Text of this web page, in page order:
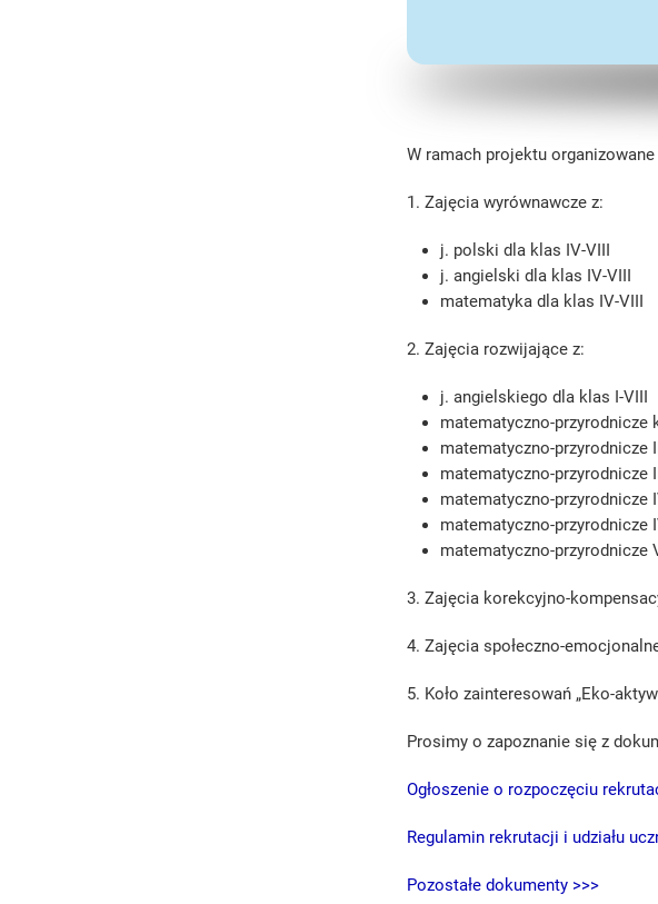
W ramach projektu organizowane
1. Zajęcia wyrównawcze z:
j. polski dla klas IV-VIII
j. angielski dla klas IV-VIII
matematyka dla klas IV-VIII
2. Zajęcia rozwijające z:
j. angielskiego dla klas I-VIII
matematyczno-przyrodnicze
matematyczno-przyrodnicze
matematyczno-przyrodnicze
matematyczno-przyrodnicze
matematyczno-przyrodnicze
matematyczno-przyrodnicze
3. Zajęcia korekcyjno-
4. Zajęcia społeczno-
5. Koło zainteresowań „Eko-
Prosimy o zapoznanie się z
Ogłoszenie o rozpoczęciu
Regulamin rekrutacji i udziału
Pozostałe dokumenty >>>